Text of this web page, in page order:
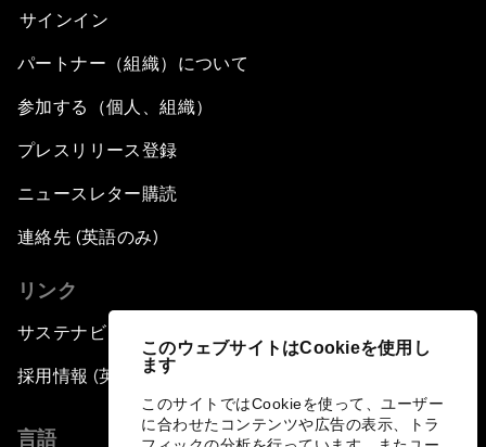
このウェブサイトはCookieを使用し
ます
このサイトではCookieを使って、ユーザー
に合わせたコンテンツや広告の表示、トラ
サインイン
パートナー（組織）について
参加する（個人、組織）
プレスリリース登録
ニュースレター購読
連絡先 (英語のみ)
リンク
サステナビリティへの取り組み
採用情報 (英語のみ)
言語